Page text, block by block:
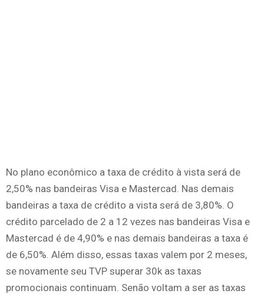
No plano econômico a taxa de crédito à vista será de
2,50% nas bandeiras Visa e Mastercad. Nas demais
bandeiras a taxa de crédito a vista será de 3,80%. O
crédito parcelado de 2 a 12 vezes nas bandeiras Visa e
Mastercad é de 4,90% e nas demais bandeiras a taxa é
de 6,50%. Além disso, essas taxas valem por 2 meses,
se novamente seu TVP superar 30k as taxas
promocionais continuam. Senão voltam a ser as taxas